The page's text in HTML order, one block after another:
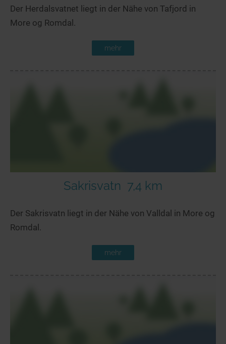
Der Herdalsvatnet liegt in der Nähe von Tafjord in
More og Romdal.
mehr
Sakrisvatn 7,4 km
Der Sakrisvatn liegt in der Nähe von Valldal in More og
Romdal.
mehr